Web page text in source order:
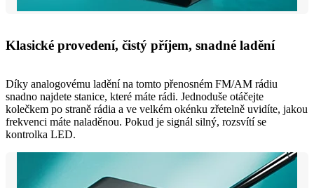
Klasické provedení, čistý příjem, snadné ladění
Díky analogovému ladění na tomto přenosném FM/AM rádiu
snadno najdete stanice, které máte rádi. Jednoduše otáčejte
kolečkem po straně rádia a ve velkém okénku zřetelně uvidíte, jakou
frekvenci máte naladěnou. Pokud je signál silný, rozsvítí se
kontrolka LED.